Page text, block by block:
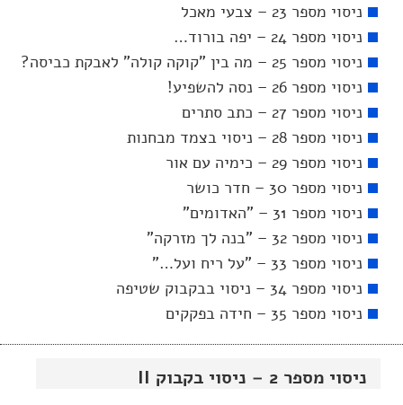
ניסוי מספר 2 – ניסוי בקבוק II
ניסוי מספר 23 – צבעי מאכל
ניסוי מספר 24 – יפה בורוד…
ניסוי מספר 25 – מה בין "קוקה קולה" לאבקת כביסה?
ניסוי מספר 26 – נסה להשפיע!
ניסוי מספר 27 – כתב סתרים
ניסוי מספר 28 – ניסוי בצמד מבחנות
ניסוי מספר 29 – כימיה עם אור
ניסוי מספר 30 – חדר כושר
ניסוי מספר 31 – "האדומים"
ניסוי מספר 32 – "בנה לך מזרקה"
ניסוי מספר 33 – "על ריח ועל…"
ניסוי מספר 34 – ניסוי בבקבוק שטיפה
ניסוי מספר 35 – חידה בפקקים